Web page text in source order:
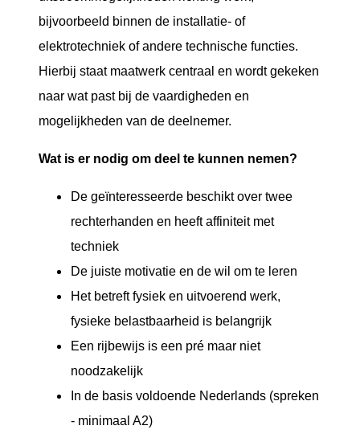
bijvoorbeeld binnen de installatie- of
elektrotechniek of andere technische functies.
Hierbij staat maatwerk centraal en wordt gekeken
naar wat past bij de vaardigheden en
mogelijkheden van de deelnemer.
Wat is er nodig om deel te kunnen nemen?
De geïnteresseerde beschikt over twee
rechterhanden en heeft affiniteit met
techniek
De juiste motivatie en de wil om te leren
Het betreft fysiek en uitvoerend werk,
fysieke belastbaarheid is belangrijk
Een rijbewijs is een pré maar niet
noodzakelijk
In de basis voldoende Nederlands (spreken
- minimaal A2)